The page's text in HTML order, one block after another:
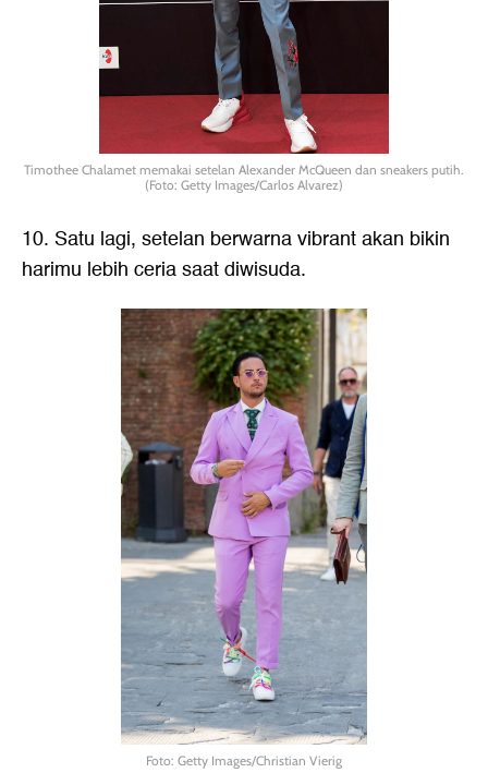
Timothee Chalamet memakai setelan Alexander McQueen dan sneakers putih.
(Foto: Getty Images/Carlos Alvarez)
10. Satu lagi, setelan berwarna vibrant akan bikin
harimu lebih ceria saat diwisuda.
Foto: Getty Images/Christian Vierig